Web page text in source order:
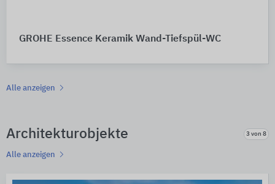
GROHE Essence Keramik Wand-Tiefspül-WC
Alle anzeigen
Architekturobjekte 3 von 8
Alle anzeigen